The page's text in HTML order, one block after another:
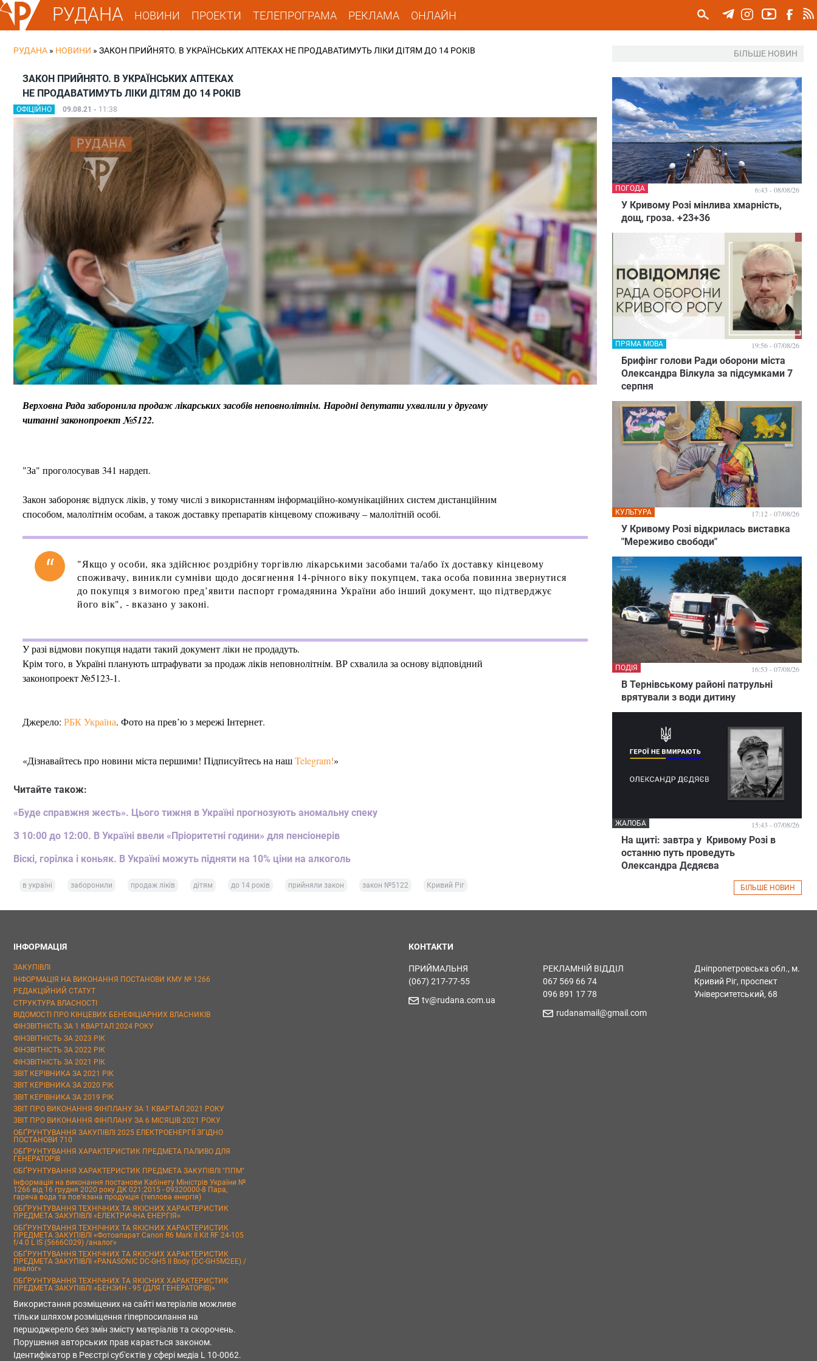
РУДАНА НОВИНИ ПРОЕКТИ ТЕЛЕПРОГРАМА РЕКЛАМА ОНЛАЙН
РУДАНА » НОВИНИ » ЗАКОН ПРИЙНЯТО. В УКРАЇНСЬКИХ АПТЕКАХ НЕ ПРОДАВАТИМУТЬ ЛІКИ ДІТЯМ ДО 14 РОКІВ
ЗАКОН ПРИЙНЯТО. В УКРАЇНСЬКИХ АПТЕКАХ
НЕ ПРОДАВАТИМУТЬ ЛІКИ ДІТЯМ ДО 14 РОКІВ
ОФІЦІЙНО 09.08.21 - 11:38
Верховна Рада заборонила продаж лікарських засобів неповнолітнім. Народні депутати ухвалили у другому
читанні законопроект №5122.
"За" проголосував 341 нардеп.
Закон забороняє відпуск ліків, у тому числі з використанням інформаційно-комунікаційних систем дистанційним
способом, малолітнім особам, а також доставку препаратів кінцевому споживачу – малолітній особі.
"Якщо у особи, яка здійснює роздрібну торгівлю лікарськими засобами та/або їх доставку кінцевому
споживачу, виникли сумніви щодо досягнення 14-річного віку покупцем, така особа повинна звернутися
до покупця з вимогою пред’явити паспорт громадянина України або інший документ, що підтверджує
його вік", - вказано у законі.
У разі відмови покупця надати такий документ ліки не продадуть.
Крім того, в Україні планують штрафувати за продаж ліків неповнолітнім. ВР схвалила за основу відповідний
законопроект №5123-1.
Джерело: РБК Україна. Фото на прев’ю з мережі Інтернет.
«Дізнавайтесь про новини міста першими! Підписуйтесь на нашTelegram!»
Читайте також:
«Буде справжня жесть». Цього тижня в Україні прогнозують аномальну спеку
З 10:00 до 12:00. В Україні ввели «Пріоритетні години» для пенсіонерів
Віскі, горілка і коньяк. В Україні можуть підняти на 10% ціни на алкоголь
в україні заборонили продаж ліків дітям до 14 років прийняли закон закон №5122 Кривий Ріг
БІЛЬШЕ НОВИН
У Кривому Розі мінлива хмарність,
дощ, гроза. +23+36
ПОГОДА 6:43 - 08/08/26
Брифінг голови Ради оборони міста
Олександра Вілкула за підсумками 7
серпня
ПРЯМА МОВА 19:56 - 07/08/26
У Кривому Розі відкрилась виставка
"Мереживо свободи"
КУЛЬТУРА 17:12 - 07/08/26
В Тернівському районі патрульні
врятували з води дитину
ПОДІЯ 16:53 - 07/08/26
На щиті: завтра у Кривому Розі в
останню путь проведуть
Олександра Дєдяєва
ЖАЛОБА 15:43 - 07/08/26
БІЛЬШЕ НОВИН
ІНФОРМАЦІЯ
ЗАКУПІВЛІ
ІНФОРМАЦІЯ НА ВИКОНАННЯ ПОСТАНОВИ КМУ № 1266
РЕДАКЦІЙНИЙ СТАТУТ
СТРУКТУРА ВЛАСНОСТІ
ВІДОМОСТІ ПРО КІНЦЕВИХ БЕНЕФІЦІАРНИХ ВЛАСНИКІВ
ФІНЗВІТНІСТЬ ЗА 1 КВАРТАЛ 2024 РОКУ
ФІНЗВІТНІСТЬ ЗА 2023 РІК
ФІНЗВІТНІСТЬ ЗА 2022 РІК
ФІНЗВІТНІСТЬ ЗА 2021 РІК
ЗВІТ КЕРІВНИКА ЗА 2021 РІК
ЗВІТ КЕРІВНИКА ЗА 2020 РІК
ЗВІТ КЕРІВНИКА ЗА 2019 РІК
ЗВІТ ПРО ВИКОНАННЯ ФІНПЛАНУ ЗА 1 КВАРТАЛ 2021 РОКУ
ЗВІТ ПРО ВИКОНАННЯ ФІНПЛАНУ ЗА 6 МІСЯЦІВ 2021 РОКУ
ОБҐРУНТУВАННЯ ЗАКУПІВЛІ 2025 ЕЛЕКТРОЕНЕРГІЇ ЗГІДНО
ПОСТАНОВИ 710
ОБҐРУНТУВАННЯ ХАРАКТЕРИСТИК ПРЕДМЕТА ПАЛИВО ДЛЯ
ГЕНЕРАТОРІВ
ОБҐРУНТУВАННЯ ХАРАКТЕРИСТИК ПРЕДМЕТА ЗАКУПІВЛІ "ППМ"
Інформація на виконання постанови Кабінету Міністрів України №
1266 від 16 грудня 2020 року ДК 021:2015 - 09320000-8 Пара,
гаряча вода та пов’язана продукція (теплова енергія)
ОБҐРУНТУВАННЯ ТЕХНІЧНИХ ТА ЯКІСНИХ ХАРАКТЕРИСТИК
ПРЕДМЕТА ЗАКУПІВЛІ «ЕЛЕКТРИЧНА ЕНЕРГІЯ»
ОБҐРУНТУВАННЯ ТЕХНІЧНИХ ТА ЯКІСНИХ ХАРАКТЕРИСТИК
ПРЕДМЕТА ЗАКУПІВЛІ «Фотоапарат Canon R6 Mark II Kit RF 24-105
f/4.0 L IS (5666C029) /аналог»
ОБҐРУНТУВАННЯ ТЕХНІЧНИХ ТА ЯКІСНИХ ХАРАКТЕРИСТИК
ПРЕДМЕТА ЗАКУПІВЛІ «PANASONIC DC-GH5 II Body (DC-GH5M2EE) /
аналог»
ОБҐРУНТУВАННЯ ТЕХНІЧНИХ ТА ЯКІСНИХ ХАРАКТЕРИСТИК
ПРЕДМЕТА ЗАКУПІВЛІ «БЕНЗИН - 95 (ДЛЯ ГЕНЕРАТОРІВ)»
Використання розміщених на сайті матеріалів можливе
тільки шляхом розміщення гіперпосилання на
першоджерело без змін змісту матеріалів та скорочень.
Порушення авторських прав карається законом.
Ідентифікатор в Реєстрі суб'єктів у сфері медіа L 10-0062.
КОНТАКТИ
ПРИЙМАЛЬНЯ
(067) 217-77-55
tv@rudana.com.ua
РЕКЛАМНІЙ ВІДДІЛ
067 569 66 74
096 891 17 78
rudanamail@gmail.com
Дніпропетровська обл., м.
Кривий Ріг, проспект
Університетський, 68